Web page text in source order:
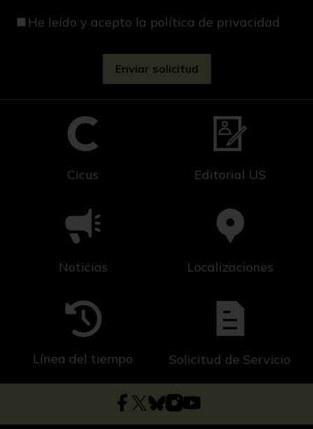
He leído y acepto la política de privacidad
Cicus Editorial US
Noticias Localizaciones
Línea del tiempo Solicitud de Servicio